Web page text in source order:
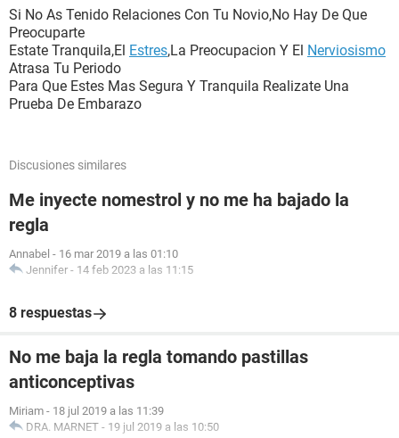
Si No As Tenido Relaciones Con Tu Novio,No Hay De Que
Preocuparte
Estate Tranquila,El Estres,La Preocupacion Y El Nerviosismo
Atrasa Tu Periodo
Para Que Estes Mas Segura Y Tranquila Realizate Una
Prueba De Embarazo
Discusiones similares
Me inyecte nomestrol y no me ha bajado la
regla
Annabel - 16 mar 2019 a las 01:10
Jennifer - 14 feb 2023 a las 11:15
8 respuestas
No me baja la regla tomando pastillas
anticonceptivas
Miriam - 18 jul 2019 a las 11:39
DRA. MARNET - 19 jul 2019 a las 10:50